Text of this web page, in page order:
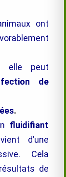
ont
elle peut
de
.
fluidifiant
d’une
Cela
de